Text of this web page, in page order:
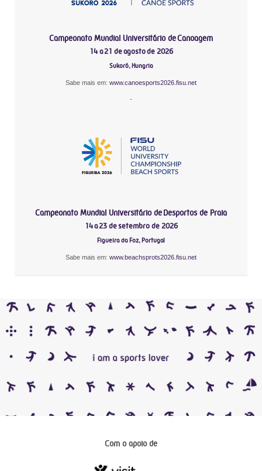
Campeonato Mundial Universitário de Canoagem
14 a 21 de agosto de 2026
Sukoró, Hungria
Sabe mais em: www.canoesports2026.fisu.net
-
Campeonato Mundial Universitário de Desportos de Praia
14 a 23 de setembro de 2026
Figueira da Foz, Portugal
Sabe mais em: www.beachsprots2026.fisu.net
Com o apoio de